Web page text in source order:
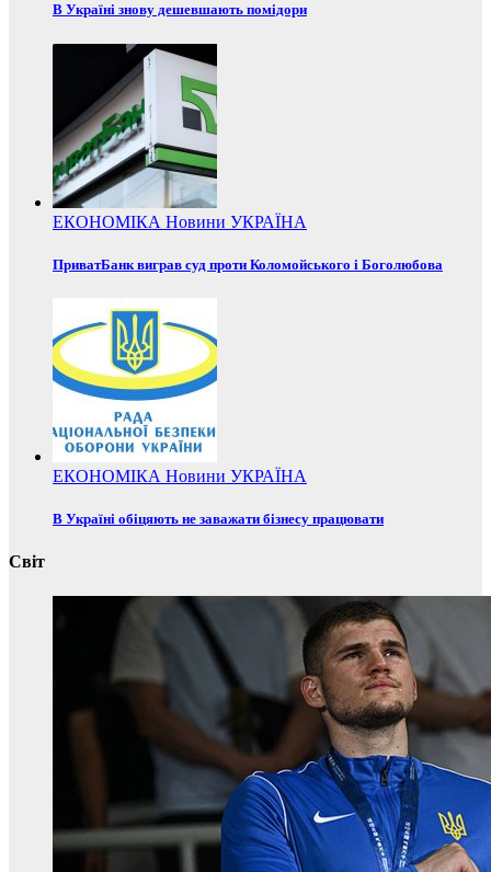
В Україні знову дешевшають помідори
ЕКОНОМІКА Новини УКРАЇНА
ПриватБанк виграв суд проти Коломойського і Боголюбова
ЕКОНОМІКА Новини УКРАЇНА
В Україні обіцяють не заважати бізнесу працювати
Світ